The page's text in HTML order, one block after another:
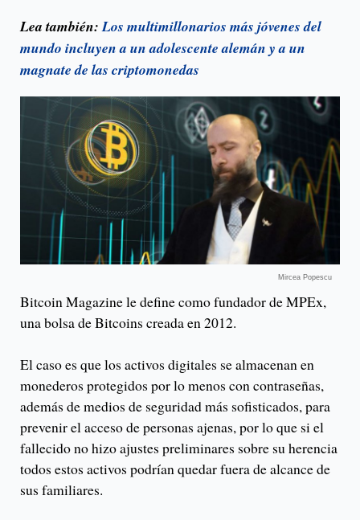
Lea también:Los multimillonarios más jóvenes del
mundo incluyen a un adolescente alemán y a un
magnate de las criptomonedas
Mircea Popescu
Bitcoin Magazine le define como fundador de MPEx,
una bolsa de Bitcoins creada en 2012.
El caso es que los activos digitales se almacenan en
monederos protegidos por lo menos con contraseñas,
además de medios de seguridad más sofisticados, para
prevenir el acceso de personas ajenas, por lo que si el
fallecido no hizo ajustes preliminares sobre su herencia
todos estos activos podrían quedar fuera de alcance de
sus familiares.